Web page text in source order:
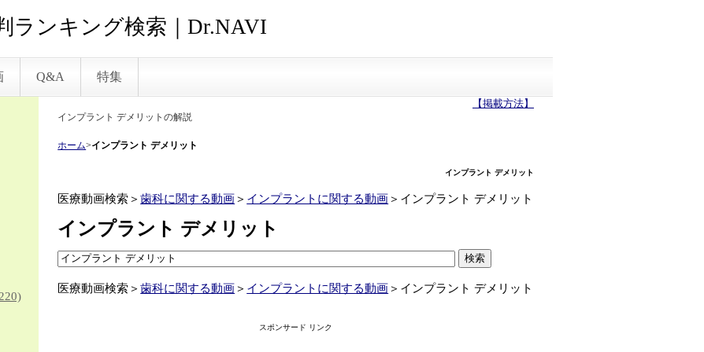
ランキング検索｜Dr.NAVI
Q&A 特集
【掲載方法】
インプラント デメリットの解説
ホーム>インプラント デメリット
インプラント デメリット
医療動画検索＞歯科に関する動画＞ インプラントに関する動画＞ インプラント デメリット
インプラント デメリット
医療動画検索＞歯科に関する動画＞ インプラントに関する動画＞ インプラント デメリット
スポンサード リンク